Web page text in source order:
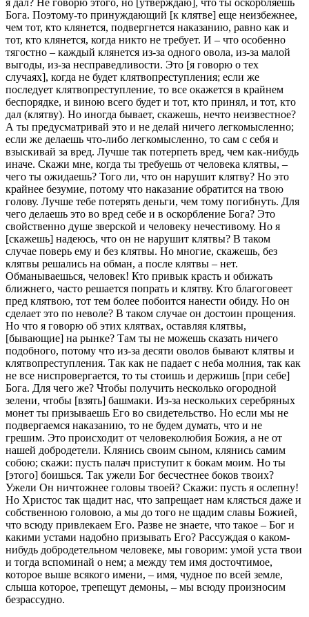
Бога. Поэтому-то принуждающий [к клятве] еще неизбежнее,
чем тот, кто клянется, подвергнется наказанию, равно как и
тот, кто клянется, когда никто не требует. И – что особенно
тягостно – каждый клянется из-за одного овола, из-за малой
выгоды, из-за несправедливости. Это [я говорю о тех
случаях], когда не будет клятвопреступления; если же
последует клятвопреступление, то все окажется в крайнем
беспорядке, и виною всего будет и тот, кто принял, и тот, кто
дал (клятву). Но иногда бывает, скажешь, нечто неизвестное?
А ты предусматривай это и не делай ничего легкомысленно;
если же делаешь что-либо легкомысленно, то сам с себя и
взыскивай за вред. Лучше так потерпеть вред, чем как-нибудь
иначе. Скажи мне, когда ты требуешь от человека клятвы, –
чего ты ожидаешь? Того ли, что он нарушит клятву? Но это
крайнее безумие, потому что наказание обратится на твою
голову. Лучше тебе потерять деньги, чем тому погибнуть. Для
чего делаешь это во вред себе и в оскорбление Бога? Это
свойственно душе зверской и человеку нечестивому. Но я
[скажешь] надеюсь, что он не нарушит клятвы? В таком
случае поверь ему и без клятвы. Но многие, скажешь, без
клятвы решались на обман, а после клятвы – нет.
Обманываешься, человек! Кто привык красть и обижать
ближнего, часто решается попрать и клятву. Кто благоговеет
пред клятвою, тот тем более побоится нанести обиду. Но он
сделает это по неволе? В таком случае он достоин прощения.
Но что я говорю об этих клятвах, оставляя клятвы,
[бывающие] на рынке? Там ты не можешь сказать ничего
подобного, потому что из-за десяти оволов бывают клятвы и
клятвопреступления. Так как не падает с неба молния, так как
не все ниспровергается, то ты стоишь и держишь [при себе]
Бога. Для чего же? Чтобы получить несколько огородной
зелени, чтобы [взять] башмаки. Из-за нескольких серебряных
монет ты призываешь Его во свидетельство. Но если мы не
подвергаемся наказанию, то не будем думать, что и не
грешим. Это происходит от человеколюбия Божия, а не от
нашей добродетели. Kлянись своим сыном, клянись самим
собою; скажи: пусть палач приступит к бокам моим. Но ты
[этого] боишься. Так ужели Бог бесчестнее боков твоих?
Ужели Он ничтожнее головы твоей? Скажи: пусть я ослепну!
Но Христос так щадит нас, что запрещает нам клясться даже и
собственною головою, а мы до того не щадим славы Божией,
что всюду привлекаем Его. Разве не знаете, что такое – Бог и
какими устами надобно призывать Его? Рассуждая о каком-
нибудь добродетельном человеке, мы говорим: умой уста твои
и тогда вспоминай о нем; а между тем имя досточтимое,
которое выше всякого имени, – имя, чудное по всей земле,
слыша которое, трепещут демоны, – мы всюду произносим
безрассудно.